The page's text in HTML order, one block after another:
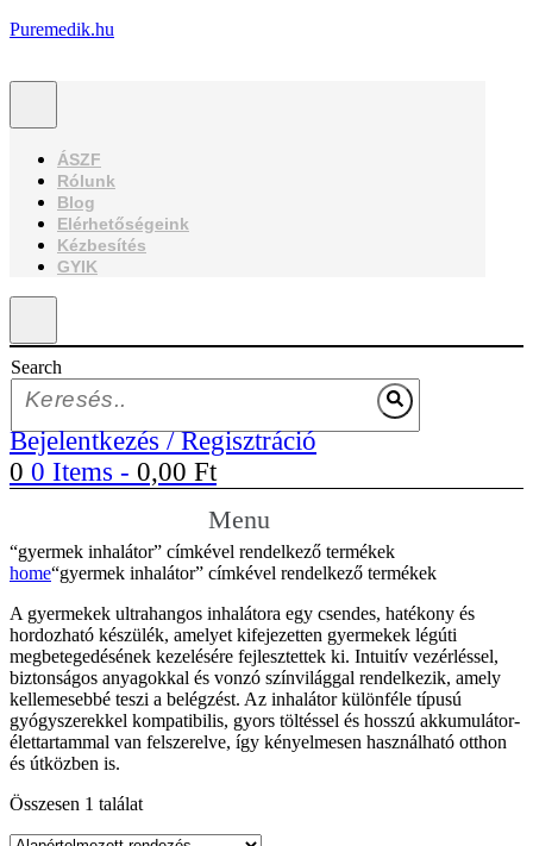
Puremedik.hu
ÁSZF
Rólunk
Blog
Elérhetőségeink
Kézbesítés
GYIK
Search
Bejelentkezés / Regisztráció
0 0 Items - 0,00 Ft
Menu
“gyermek inhalátor” címkével rendelkező termékek
home“gyermek inhalátor” címkével rendelkező termékek
A gyermekek ultrahangos inhalátora egy csendes, hatékony és
hordozható készülék, amelyet kifejezetten gyermekek légúti
megbetegedésének kezelésére fejlesztettek ki. Intuitív vezérléssel,
biztonságos anyagokkal és vonzó színvilággal rendelkezik, amely
kellemesebbé teszi a belégzést. Az inhalátor különféle típusú
gyógyszerekkel kompatibilis, gyors töltéssel és hosszú akkumulátor-
élettartammal van felszerelve, így kényelmesen használható otthon
és útközben is.
Összesen 1 találat